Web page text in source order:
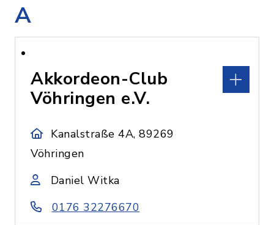
A
Akkordeon-Club
Vöhringen e.V.
Kanalstraße 4A, 89269
Vöhringen
Daniel Witka
0176 32276670